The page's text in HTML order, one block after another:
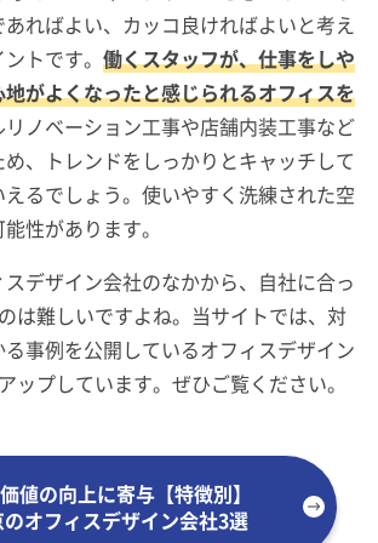
ればよい、カッコ良ければよいと考え
トです。働くスタッフが、仕事をしや
がよくなったと感じられるオフィスを
リノベーション工事や店舗内装工事など
、トレンドをしっかりとキャッチして
るでしょう。使いやすく洗練された空
性があります。
デザイン会社のなかから、自社に合っ
は難しいですよね。当サイトでは、対
事例を公開しているオフィスデザイン
ップしています。ぜひご覧ください。
値の向上に寄与【特徴別】
のオフィスデザイン会社3選